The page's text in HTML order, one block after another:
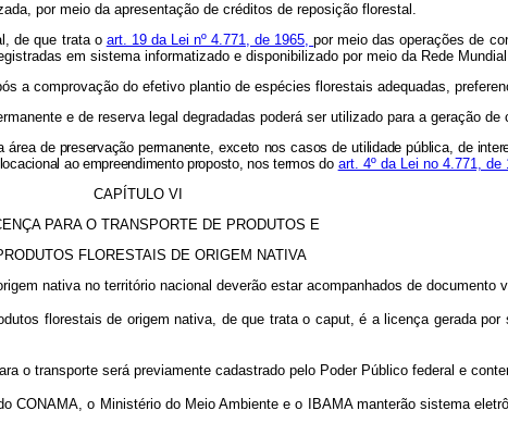
por meio da apresentação de créditos de reposição florestal.
de que trata o art. 19 da Lei nº 4.771, de 1965,por meio das operações de
em sistema informatizado e disponibilizado por meio da Rede
do efetivo plantio de espécies florestais adequadas,
e de reserva legal degradadas poderá ser utilizado para a geração de
permanente, exceto nos casos de utilidade pública, de
ao empreendimento proposto, nos termos do art. 4º da Lei no 4.771, de
CAPÍTULO VI
PARA O TRANSPORTE DE PRODUTOS E
FLORESTAIS DE ORIGEM NATIVA
nativa no território nacional deverão estar acompanhados de documento
florestais de origem nativa, de que trata o caput, é a licença gerada
o transporte será previamente cadastrado pelo Poder Público federal e
o Ministério do Meio Ambiente e o IBAMA manterão sistema